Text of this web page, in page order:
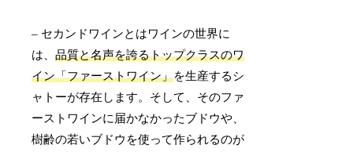
– セカンドワインとはワインの世界に
は、品質と名声を誇るトップクラスのワ
イン「ファーストワイン」を生産するシ
ャトーが存在します。そして、そのファ
ーストワインに届かなかったブドウや、
樹齢の若いブドウを使って作られるのが